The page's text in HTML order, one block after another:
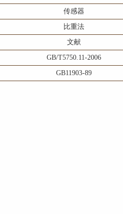
传感器
比重法
文献
GB/T5750.11-2006
GB11903-89